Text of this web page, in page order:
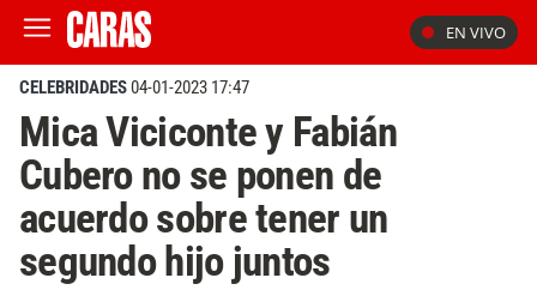
EN VIVO
CELEBRIDADES04-01-2023 17:47
Mica Viciconte y Fabián
Cubero no se ponen de
acuerdo sobre tener un
segundo hijo juntos